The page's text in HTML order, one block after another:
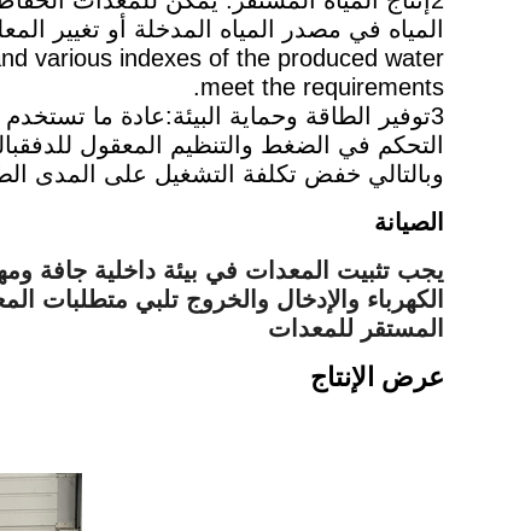
various indexes of the produced water
meet the requirements.
3توفير الطاقة وحماية البيئة:عادة ما
التحكم في الضغط والتنظيم المعقول
وبالتالي خفض تكلفة التشغيل على المدى
الصيانة
يجب تثبيت المعدات في بيئة داخلية جافة
الكهرباء والإدخال والخروج تلبي متطلبات
المستقر للمعدات
عرض الإنتاج